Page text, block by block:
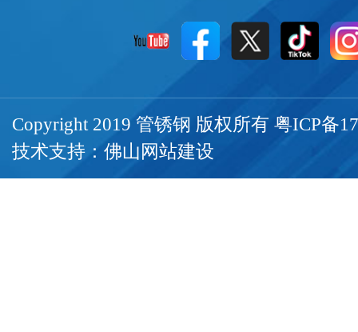
Copyright 2019 管锈钢 版权所有 粤ICP备
技术支持： 佛山网站建设